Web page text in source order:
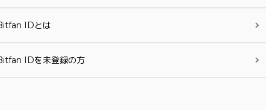
IDとは
IDを未登録の方